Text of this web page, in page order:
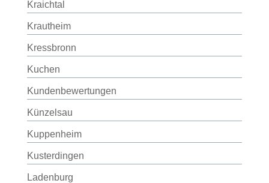
Kraichtal
Krautheim
Kressbronn
Kuchen
Kundenbewertungen
Künzelsau
Kuppenheim
Kusterdingen
Ladenburg